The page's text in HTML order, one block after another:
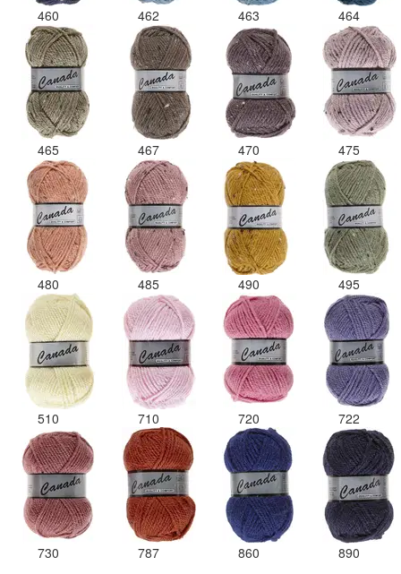
460 462 463 464
465 467 470 475
480 485 490 495
510 710 720 722
730 787 860 890